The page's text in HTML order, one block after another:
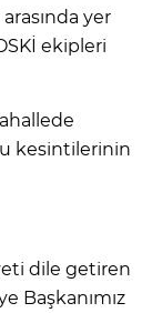
yer
ekipleri
kesintilerinin
dile getiren
Başkanımız